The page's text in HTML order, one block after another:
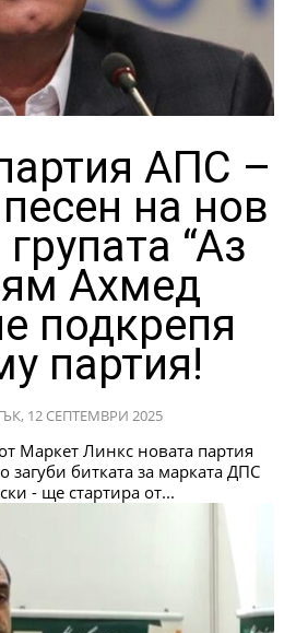
АПС –
на нов
“Аз
Ахмед
подкрепя
партия!
12 СЕПТЕМВРИ 2025
Маркет Линкс новата партия
загуби битката за марката ДПС
- ще стартира от...